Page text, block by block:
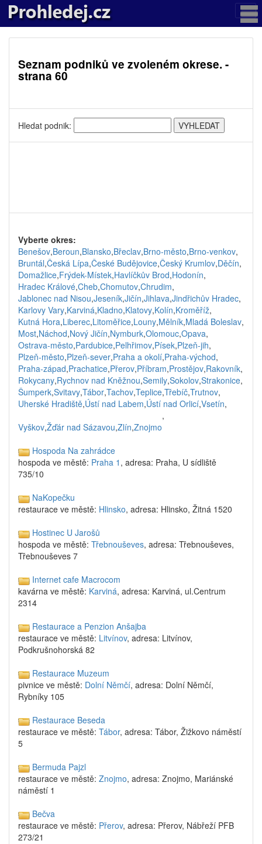
Seznam podniků ve zvoleném okrese. -
strana 60
Hledat podnik:
Vyberte okres:
Benešov,Beroun,Blansko,Břeclav,Brno-město,Brno-venkov,
Bruntál,Česká Lípa,České Budějovice,Český Krumlov,Děčín,
Domažlice,Frýdek-Místek,Havlíčkův Brod,Hodonín,
Hradec Králové,Cheb,Chomutov,Chrudim,
Jablonec nad Nisou,Jeseník,Jičín,Jihlava,Jindřichův Hradec,
Karlovy Vary,Karviná,Kladno,Klatovy,Kolín,Kroměříž,
Kutná Hora,Liberec,Litoměřice,Louny,Mělník,Mladá Boleslav,
Most,Náchod,Nový Jičín,Nymburk,Olomouc,Opava,
Ostrava-město,Pardubice,Pelhřimov,Písek,Plzeň-jih,
Plzeň-město,Plzeň-sever,Praha a okolí,Praha-východ,
Praha-západ,Prachatice,Přerov,Příbram,Prostějov,Rakovník,
Rokycany,Rychnov nad Kněžnou,Semily,Sokolov,Strakonice,
Šumperk,Svitavy,Tábor,Tachov,Teplice,Třebíč,Trutnov,
Uherské Hradiště,Ústí nad Labem,Ústí nad Orlicí,Vsetín,
Vyškov,Žďár nad Sázavou,Zlín,Znojmo
,
Hospoda Na zahrádce
hospoda ve městě: Praha 1 , adresa: Praha, U sídliště
735/10
NaKopečku
restaurace ve městě: Hlinsko, adresa: Hlinsko, Žitná 1520
Hostinec U Jarošů
hospoda ve městě: Třebnouševes, adresa: Třebnouševes,
Třebnouševes 7
Internet cafe Macrocom
kavárna ve městě: Karviná, adresa: Karviná, ul.Centrum
2314
Restaurace a Penzion Anšajba
restaurace ve městě: Litvínov, adresa: Litvínov,
Podkrušnohorská 82
Restaurace Muzeum
pivnice ve městě: Dolní Němčí, adresa: Dolní Němčí,
Rybníky 105
Restaurace Beseda
restaurace ve městě: Tábor, adresa: Tábor, Žižkovo náměstí
5
Bermuda Pajzl
restaurace ve městě: Znojmo, adresa: Znojmo, Mariánské
náměstí 1
Bečva
restaurace ve městě: Přerov, adresa: Přerov, Nábřeží PFB
273/21